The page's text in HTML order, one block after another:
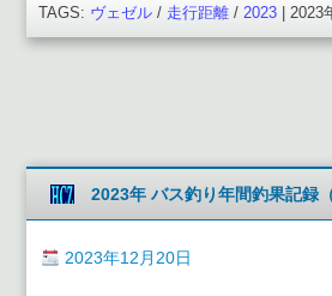
TAGS: ヴェゼル / 走行距離 / 2023 | 2023
2023年 バス釣り年間釣果記録
2023年12月20日